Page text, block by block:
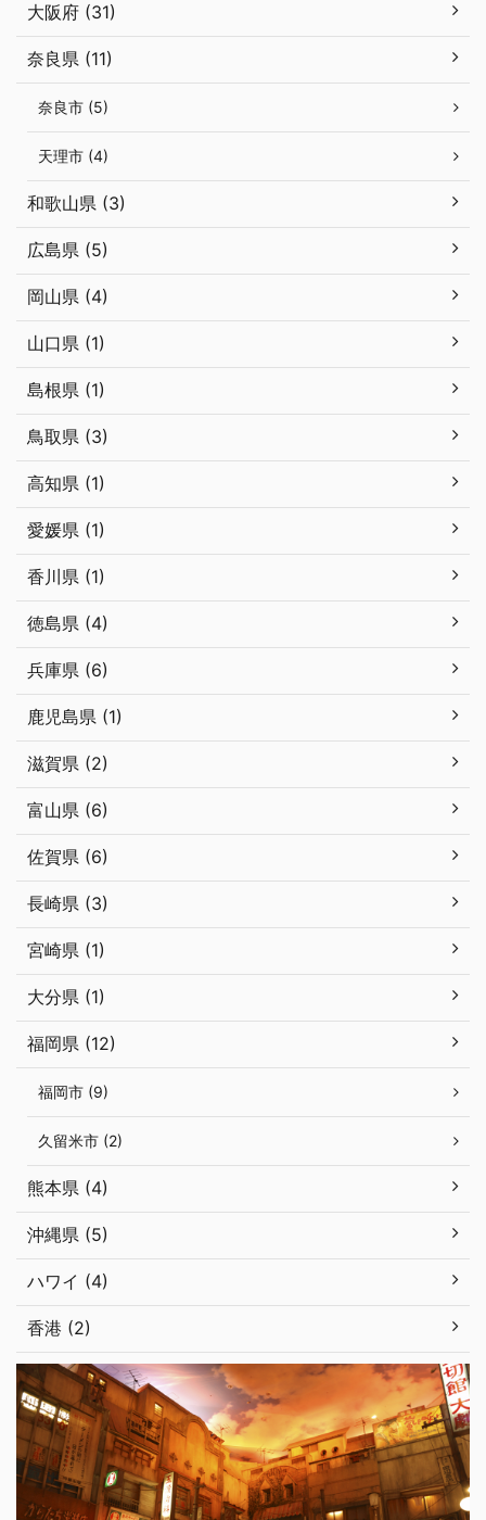
大阪府 (31)
奈良県 (11)
奈良市 (5)
天理市 (4)
和歌山県 (3)
広島県 (5)
岡山県 (4)
山口県 (1)
島根県 (1)
鳥取県 (3)
高知県 (1)
愛媛県 (1)
香川県 (1)
徳島県 (4)
兵庫県 (6)
鹿児島県 (1)
滋賀県 (2)
富山県 (6)
佐賀県 (6)
長崎県 (3)
宮崎県 (1)
大分県 (1)
福岡県 (12)
福岡市 (9)
久留米市 (2)
熊本県 (4)
沖縄県 (5)
ハワイ (4)
香港 (2)